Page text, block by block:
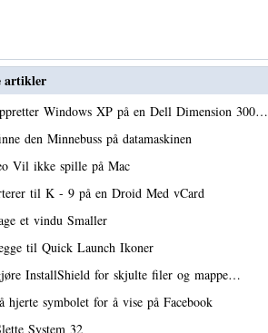
artikler
Windows XP på en Dell Dimension 300…
den Minnebuss på datamaskinen
Vil ikke spille på Mac
til K - 9 på en Droid Med vCard
et vindu Smaller
til Quick Launch Ikoner
InstallShield for skjulte filer og mappe…
hjerte symbolet for å vise på Facebook
System 32